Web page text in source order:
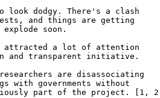
dodgy. There's a clash
and things are getting
soon.
attracted a lot of attention
and transparent initiative.
are disassociating
with governments without
part of the project. [1, 2]